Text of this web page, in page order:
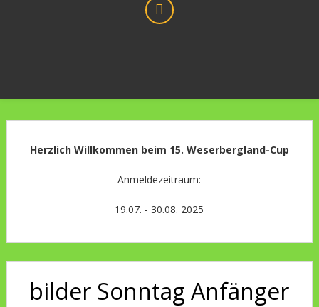
Herzlich Willkommen beim 15. Weserbergland-Cup
Anmeldezeitraum:
19.07. - 30.08. 2025
bilder Sonntag Anfänger